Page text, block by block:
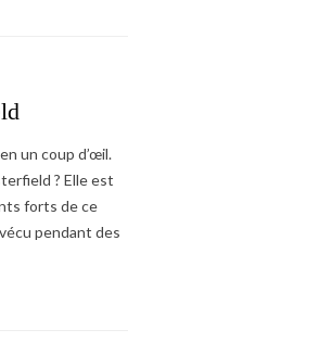
un coup d’œil.
? Elle est
forts de ce
pendant des